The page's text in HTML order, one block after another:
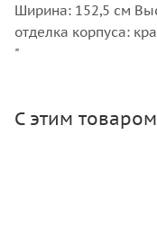
Ширина: 152,5 см
отделка корпуса:
"
С этим